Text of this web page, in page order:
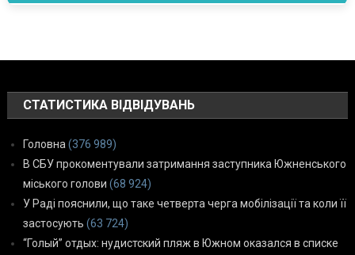
СТАТИСТИКА ВІДВІДУВАНЬ
Головна (376 989)
В СБУ прокоментували затримання заступника Южненського
міського голови (68 924)
У Раді пояснили, що таке четверта черга мобілізації та коли її
застосують (63 724)
“Голый” отдых: нудистский пляж в Южном оказался в списке